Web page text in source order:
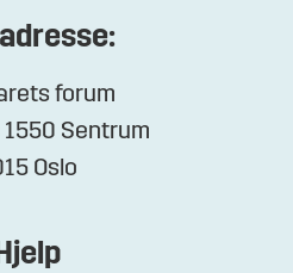
forum
Sentrum
Oslo